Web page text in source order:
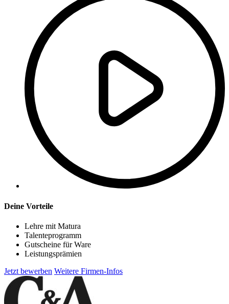
Deine Vorteile
Lehre mit Matura
Talenteprogramm
Gutscheine für Ware
Leistungsprämien
Jetzt bewerben Weitere Firmen-Infos